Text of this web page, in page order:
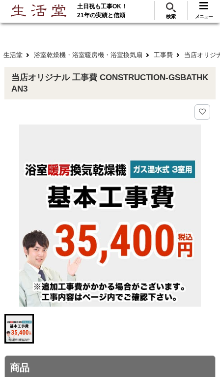
ご利用 288万･工事実績117万件! 無料見積
土日祝も工事OK！
21年の実績と信頼
検索 メニュー
生活堂 浴室乾燥機・浴室暖房機・浴室換気扇 工事費 当店オリジ
当店オリジナル 工事費 CONSTRUCTION-GSBATHK
AN3
商品